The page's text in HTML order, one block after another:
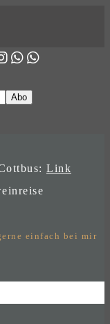
Link
einfach bei mir